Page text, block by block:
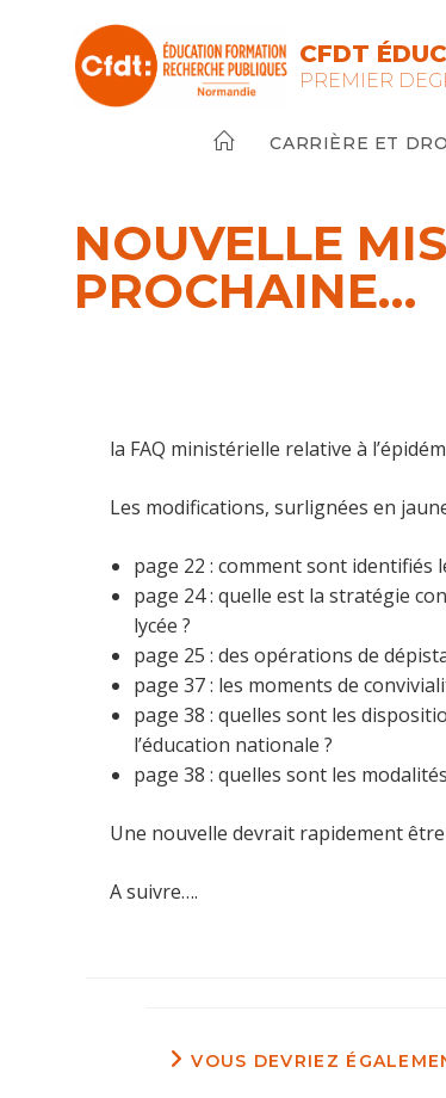
CFDT
PREMIER
CARRIÈRE ET
NOUVELLE
PROCHAINE…
la FAQ ministérielle relative à
Les modifications, surlignées en
page 22 : comment sont identifiés
page 24 : quelle est la stratégie
lycée ?
page 25 : des opérations de
page 37 : les moments de
page 38 : quelles sont les
l’éducation nationale ?
page 38 : quelles sont les
Une nouvelle devrait rapidement
A suivre….
VOUS DEVRIEZ